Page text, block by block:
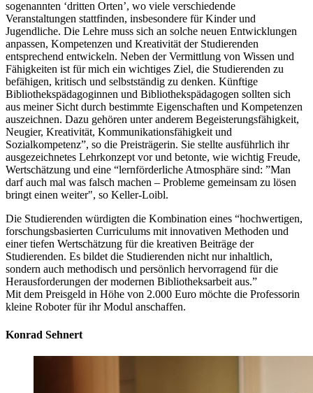
sogenannten ‘dritten Orten’, wo viele verschiedende
Veranstaltungen stattfinden, insbesondere für Kinder und
Jugendliche. Die Lehre muss sich an solche neuen Entwicklungen
anpassen, Kompetenzen und Kreativität der Studierenden
entsprechend entwickeln. Neben der Vermittlung von Wissen und
Fähigkeiten ist für mich ein wichtiges Ziel, die Studierenden zu
befähigen, kritisch und selbstständig zu denken. Künftige
Bibliothekspädagoginnen und Bibliothekspädagogen sollten sich
aus meiner Sicht durch bestimmte Eigenschaften und Kompetenzen
auszeichnen. Dazu gehören unter anderem Begeisterungsfähigkeit,
Neugier, Kreativität, Kommunikationsfähigkeit und
Sozialkompetenz”, so die Preisträgerin. Sie stellte ausführlich ihr
ausgezeichnetes Lehrkonzept vor und betonte, wie wichtig Freude,
Wertschätzung und eine “lernförderliche Atmosphäre sind: ”Man
darf auch mal was falsch machen – Probleme gemeinsam zu lösen
bringt einen weiter", so Keller-Loibl.
Die Studierenden würdigten die Kombination eines “hochwertigen,
forschungsbasierten Curriculums mit innovativen Methoden und
einer tiefen Wertschätzung für die kreativen Beiträge der
Studierenden. Es bildet die Studierenden nicht nur inhaltlich,
sondern auch methodisch und persönlich hervorragend für die
Herausforderungen der modernen Bibliotheksarbeit aus.”
Mit dem Preisgeld in Höhe von 2.000 Euro möchte die Professorin
kleine Roboter für ihr Modul anschaffen.
Konrad Sehnert